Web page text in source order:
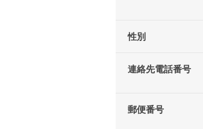
性別
連絡先電話番号
郵便番号